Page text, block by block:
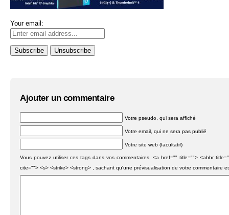
Your email:
Ajouter un commentaire
Votre pseudo, qui sera affiché
Votre email, qui ne sera pas publié
Votre site web (facultatif)
Vous pouvez utiliser ces tags dans vos commentaires :<a href="" title=""> <abbr
cite=""> <s> <strike> <strong> , sachant qu'une prévisualisation de votre commentaire